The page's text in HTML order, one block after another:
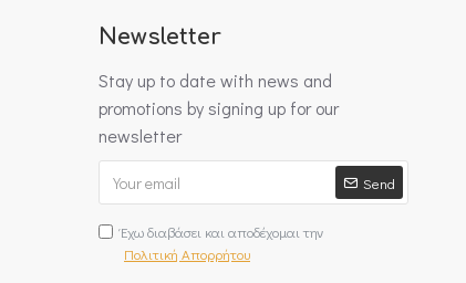
Newsletter
Stay up to date with news and
promotions by signing up for our
newsletter
Send
Έχω διαβάσει και αποδέχομαι την
Πολιτική Απορρήτου